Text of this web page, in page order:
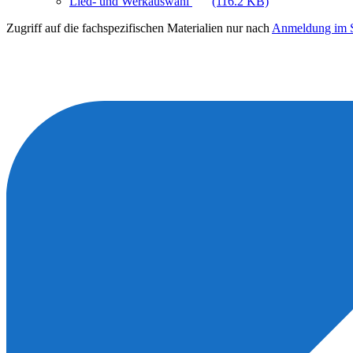
Zugriff auf die fachspezifischen Materialien nur nach Anmeldung im